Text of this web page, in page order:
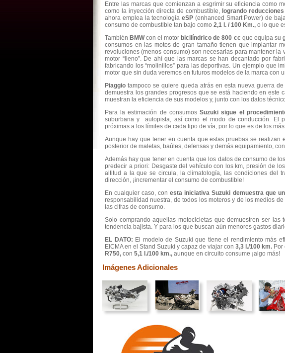
Entre las marcas que comienzan a esgrimir su eficiencia como
como la inyección directa de combustible, logrando
ahora emplea la tecnologíaeSP (enhanced Smart Power) de
consumo de combustible tan bajo como 2,1 l. / 100 Km., o lo que
También BMWcon el motor bicilíndrico de 800 cc que equipa su
consumos en las motos de gran tamaño tienen que implantar
revoluciones (menos consumo) son necesarias para mantener
motor “lleno”. De ahí que las marcas se han decantado por
fabricando los “molinillos” para las deportivas. Un ejemplo que
motor que sin duda veremos en futuros modelos de la marca con
Piaggio tampoco se quiere queda atrás en esta nueva guerra
demuestra los grandes progresos que se está haciendo en este
muestran la eficiencia de sus modelos y, junto con los datos
Para la estimación de consumosSuzuki sigue el
suburbana y autopista, así como el modo de conducción. El
próximas a los límites de cada tipo de vía, por lo que es de los
Aunque hay que tener en cuenta que estas pruebas se
posterior de maletas, baúles, defensas y demás equipamiento,
Además hay que tener en cuenta que los datos de consumo de
predecir a priori: Desgaste del vehículo con los km, presión de
altitud a la que se circula, la climatología, las condiciones del
dirección, ¡incrementar el consumo de combustible!
En cualquier caso, conesta iniciativa Suzuki demuestra que
responsabilidad nuestra, de todos los moteros y de los medios
las cifras de consumo.
Solo comprando aquellas motocicletas que demuestren ser
tendencia bajista. Y para los que buscan aún menores gastos
EL DATO: El modelo de Suzuki que tiene el rendimiento más
EICMA en el Stand Suzuki y capaz de viajar con3,3 l./100 km.
R750, con 5,1 l./100 km., aunque en circuito consume ¡algo más!
Imágenes Adicionales